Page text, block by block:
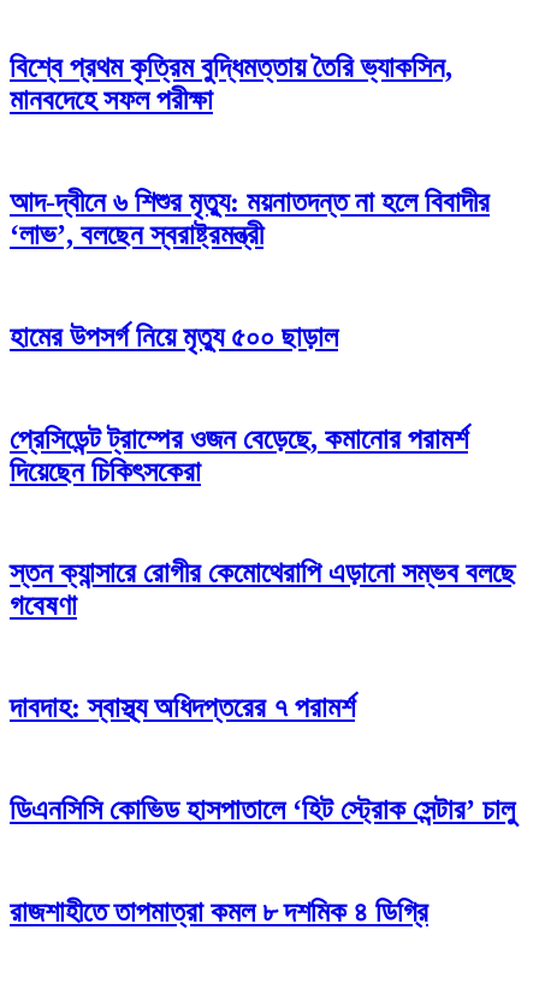
বিশ্বে প্রথম কৃত্রিম বুদ্ধিমত্তায় তৈরি ভ্যাকসিন,
মানবদেহে সফল পরীক্ষা
আদ-দ্বীনে ৬ শিশুর মৃত্যু: ময়নাতদন্ত না হলে বিবাদীর
‘লাভ’, বলছেন স্বরাষ্ট্রমন্ত্রী
হামের উপসর্গ নিয়ে মৃত্যু ৫০০ ছাড়াল
প্রেসিডেন্ট ট্রাম্পের ওজন বেড়েছে, কমানোর পরামর্শ
দিয়েছেন চিকিৎসকেরা
স্তন ক্যান্সারে রোগীর কেমোথেরাপি এড়ানো সম্ভব বলছে
গবেষণা
দাবদাহ: স্বাস্থ্য অধিদপ্তরের ৭ পরামর্শ
ডিএনসিসি কোভিড হাসপাতালে ‘হিট স্ট্রোক সেন্টার’ চালু
রাজশাহীতে তাপমাত্রা কমল ৮ দশমিক ৪ ডিগ্রি